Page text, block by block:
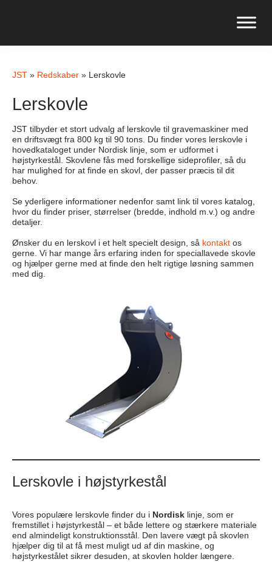
JST » Redskaber » Lerskovle
Lerskovle
JST tilbyder et stort udvalg af lerskovle til gravemaskiner med
en driftsvægt fra 800 kg til 90 tons. Du finder vores lerskovle i
hovedkataloget under Nordisk linje, som er udformet i
højstyrkestål. Skovlene fås med forskellige sideprofiler, så du
har mulighed for at finde en skovl, der passer præcis til dit
behov.
Se yderligere informationer nedenfor samt link til vores katalog,
hvor du finder priser, størrelser (bredde, indhold m.v.) og andre
detaljer.
Ønsker du en lerskovl i et helt specielt design, så kontakt os
gerne. Vi har mange års erfaring inden for speciallavede skovle
og hjælper gerne med at finde den helt rigtige løsning sammen
med dig.
Lerskovle i højstyrkestål
Vores populære lerskovle finder du i Nordisk linje, som er
fremstillet i højstyrkestål – et både lettere og stærkere materiale
end almindeligt konstruktionsstål. Den lavere vægt på skovlen
hjælper dig til at få mest muligt ud af din maskine, og
højstyrkestålet sikrer desuden, at skovlen holder længere.